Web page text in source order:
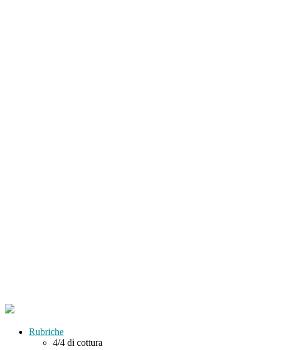
Rubriche
4/4 di cottura